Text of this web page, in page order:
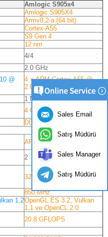
Amlogic S905x4
Amlogic S905X4
Armv8.2-a (64 bit)
Cortex-A55
S9 Gen 4
12 nm
4/4
2.0 GHz
@
4 × ARM Cortex-A55 @
2.0 GHz
1 MB
4 CİGABAYT
DDR3/4- LPDDR3/4
ARM MALI-G31 MP2
2
32
850 MHz
1.2OpenGL ES 3.2, Vulkan
1.1 ve OpenCL 2.0
20.8 GFLOPS
Sales Email
Satış Müdürü
Sales Manager
Satış Müdürü